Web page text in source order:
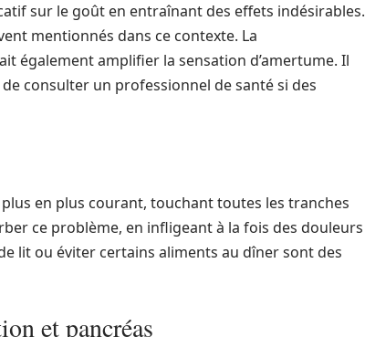
sur le goût en entraînant des effets indésirables.
mentionnés dans ce contexte. La
également amplifier la sensation d’amertume. Il
consulter un professionnel de santé si des
en plus courant, touchant toutes les tranches
ce problème, en infligeant à la fois des douleurs
lit ou éviter certains aliments au dîner sont des
et pancréas